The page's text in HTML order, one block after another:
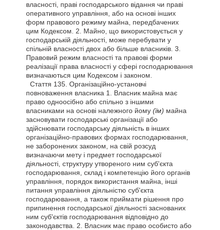
власності, праві господарського відання чи праві
оперативного управління, або на основі інших
форм правового режиму майна, передбачених
цим Кодексом. 2. Майно, що використовується у
господарській діяльності, може перебувати у
спільній власності двох або більше власників. 3.
Правовий режим власності та правові форми
реалізації права власності у сфері господарювання
визначаються цим Кодексом і законом.
Стаття 135. Організаційно-установчі
повноваження власника 1. Власник майна має
право одноосібно або спільно з іншими
власниками на основі належного йому (їм) майна
засновувати господарські організації або
здійснювати господарську діяльність в інших
організаційно-правових формах господарювання,
не заборонених законом, на свій розсуд
визначаючи мету і предмет господарської
діяльності, структуру утвореного ним суб'єкта
господарювання, склад і компетенцію його органів
управління, порядок використання майна, інші
питання управління діяльністю суб'єкта
господарювання, а також приймати рішення про
припинення господарської діяльності заснованих
ним суб'єктів господарювання відповідно до
законодавства. 2. Власник має право особисто або